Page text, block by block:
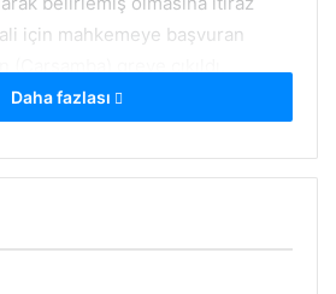
için mahkemeye başvuran
gelen işçiler başkentte
dava bugün mahkemede
Daha fazlası